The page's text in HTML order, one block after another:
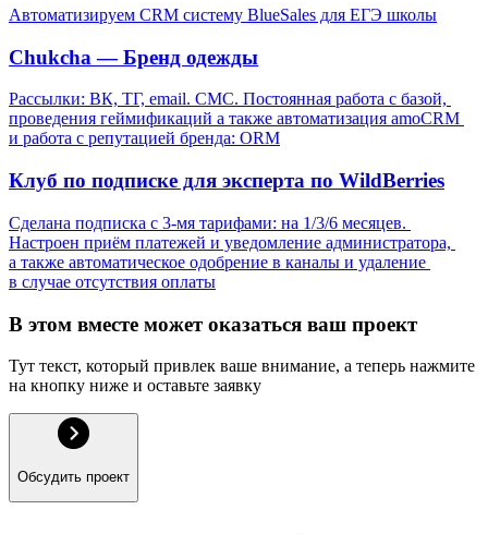
Автоматизируем CRM систему BlueSales для ЕГЭ школы
Chukcha — Бренд одежды
Рассылки: ВК, ТГ, email. СМС. Постоянная работа с базой,
проведения геймификаций а также автоматизация amoCRM
и работа с репутацией бренда: ORM
Клуб по подписке для эксперта по WildBerries
Сделана подписка с 3-мя тарифами: на 1/3/6 месяцев.
Настроен приём платежей и уведомление администратора,
а также автоматическое одобрение в каналы и удаление
в случае отсутствия оплаты
В этом вместе может оказаться ваш проект
Тут текст, который привлек ваше внимание, а теперь нажмите
на кнопку ниже и оставьте заявку
Обсудить проект